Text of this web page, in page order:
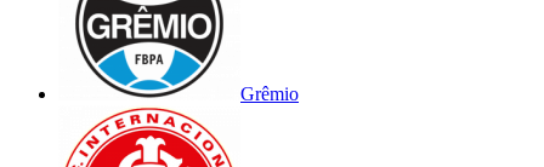
Grêmio